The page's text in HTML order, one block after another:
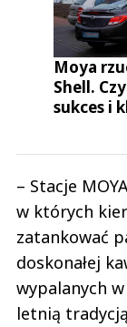
Moya
Shell.
sukces i
– Stacje
w których
zatankować
doskonałej
wypalanych
letnią